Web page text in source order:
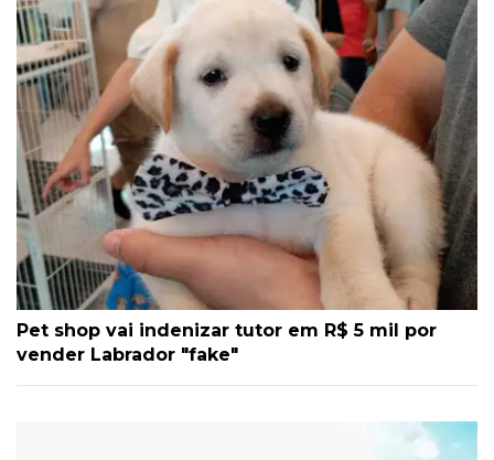
Pet shop vai indenizar tutor em R$ 5 mil por
vender Labrador "fake"